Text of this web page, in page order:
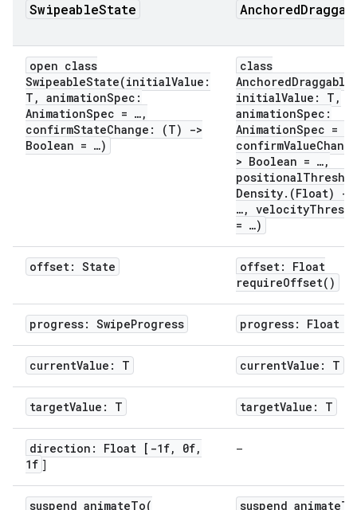
SwipeableState
open class
SwipeableState(initialValue:
T, animationSpec:
AnimationSpec = …,
confirmStateChange: (T) ->
Boolean = …)
class
initialValue: T,
animationSpec:
AnimationSpec = …,
> Boolean = …,
Density.(Float) -
…,
= …)
offset: State
offset: Float
requireOffset()
progress: SwipeProgress progress: Float
currentValue: T currentValue: T
targetValue: T targetValue: T
direction: Float [-1f, 0f,
1f ]
–
suspend animateTo( suspend